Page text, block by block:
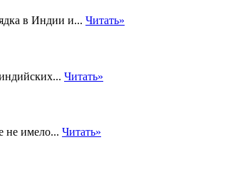
в Индии и... Читать»
Читать»
не имело... Читать»